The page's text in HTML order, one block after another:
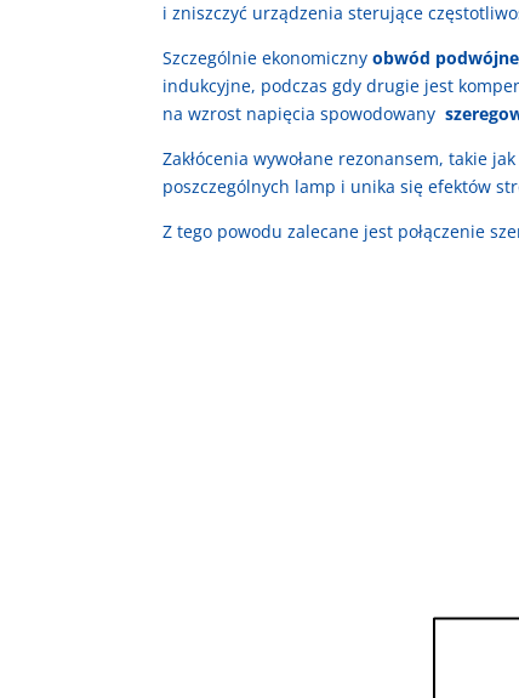
i zniszczyć urządzenia sterujące
Szczególnie ekonomicznyobwód
indukcyjne, podczas gdy drugie jest
na wzrost napięcia spowodowany
Zakłócenia wywołane rezonansem, takie
poszczególnych lamp i unika się efektów
Z tego powodu zalecane jest połączenie